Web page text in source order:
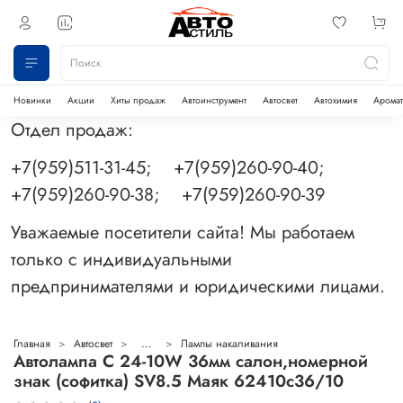
Новинки Акции Хиты продаж Автоинструмент Автосвет Автохимия
Отдел продаж:
+7(959)511-31-45; +7(959)260-90-40;
+7(959)260-90-38; +7(959)260-90-39
Уважаемые посетители сайта! Мы работаем
только с индивидуальными
предпринимателями и юридическими лицами.
Главная Автосвет ... Лампы накаливания
Автолампа C 24-10W 36мм салон,номерной
знак (софитка) SV8.5 Маяк 62410с36/10